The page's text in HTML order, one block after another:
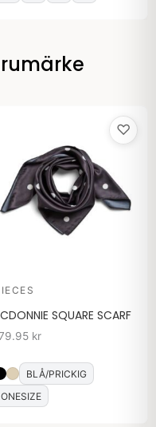
♡
SQUARE SCARF
kr
BLÅ/PRICKIG
ONESIZE